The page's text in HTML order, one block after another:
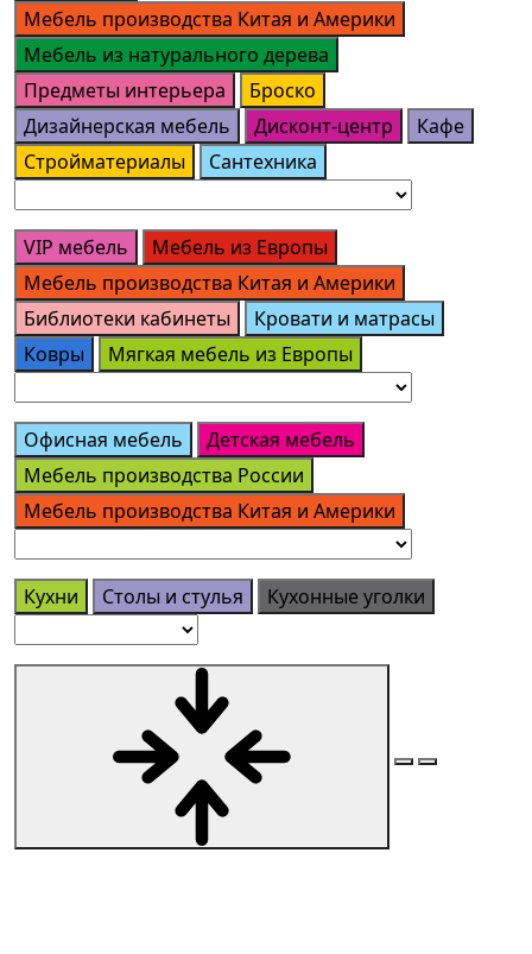
Мебель производства Китая и Америки
Мебель из натурального дерева
Предметы интерьера
Броско
Дизайнерская мебель
Дисконт-центр
Кафе
Стройматериалы
Сантехника
VIP мебель
Мебель из Европы
Мебель производства Китая и Америки
Библиотеки кабинеты
Кровати и матрасы
Ковры
Мягкая мебель из Европы
Офисная мебель
Детская мебель
Мебель производства России
Мебель производства Китая и Америки
Кухни Столы и стулья Кухонные уголки